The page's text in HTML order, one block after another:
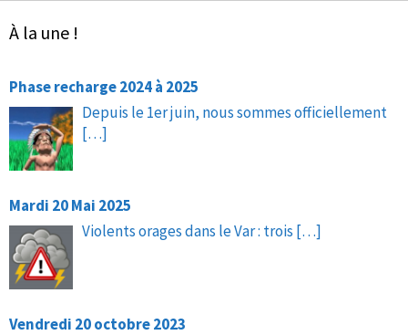
À la une !
Phase recharge 2024 à 2025
Depuis le 1er juin, nous sommes officiellement
[…]
Mardi 20 Mai 2025
Violents orages dans le Var : trois […]
Vendredi 20 octobre 2023